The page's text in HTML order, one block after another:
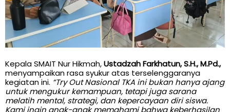
Kepala SMAIT Nur Hikmah,Ustadzah Farkhatun, S.H., M.Pd.,
menyampaikan rasa syukur atas terselenggaranya
kegiatan ini. “Try Out Nasional TKA ini bukan hanya ajang
untuk mengukur kemampuan, tetapi juga sarana
melatih mental, strategi, dan kepercayaan diri siswa.
Kami ingin anak-anak memahami bahwa keberhasilan